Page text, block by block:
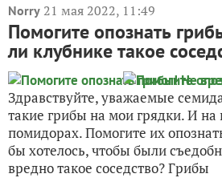
Norry 21 мая 2022, 11:49
Помогите опознать
ли клубнике такое
Здравствуйте, уважаемые
такие грибы на мои грядки. И на
помидорах. Помогите их
бы хотелось, чтобы были
вредно такое соседство? Грибы